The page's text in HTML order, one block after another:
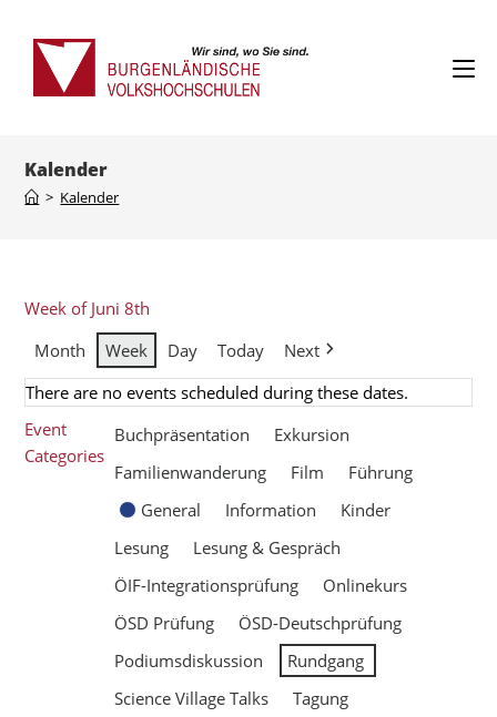
Kalender
> Kalender
Week of Juni 8th
Month
Week Day Today
Next
There are no events scheduled during these dates.
Event
Categories
Buchpräsentation
Exkursion
Familienwanderung
Film
Führung
General
Information
Kinder
Lesung
Lesung & Gespräch
ÖIF-Integrationsprüfung
Onlinekurs
ÖSD Prüfung
ÖSD-Deutschprüfung
Podiumsdiskussion
Rundgang
Science Village Talks
Tagung